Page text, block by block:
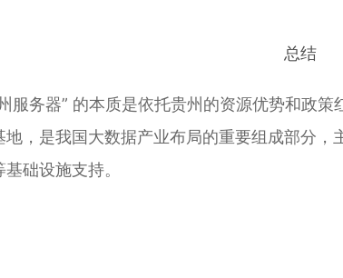
总结
服务器” 的本质是依托贵州的资源优势和政
地，是我国大数据产业布局的重要组成部分，
基础设施支持。